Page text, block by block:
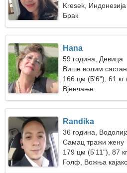
Kresek, Индонезија
Брак
Hana
59 година, Девица
Више волим
166 цм (5'6"), 61 кг
Вјенчање
Randika
36 година,
Самац тражи жену
179 цм (5'11"), 87
Голф, Вожња